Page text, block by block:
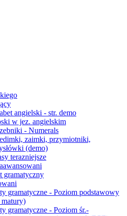
angielski - str. demo
w jez. angielskim
- Numerals
zaimki, przymiotniki,
(demo)
terazniejsze
gramatyczny
gramatyczne - Poziom podstawowy
gramatyczne - Poziom śr.-